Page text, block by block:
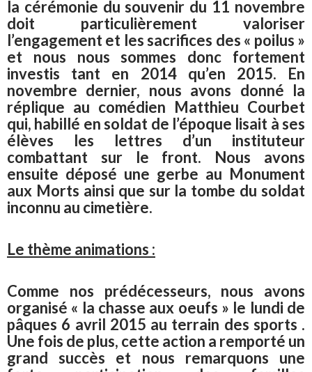
la cérémonie du souvenir du 11 novembre
doit particulièrement valoriser
l’engagement et les sacrifices des « poilus »
et nous nous sommes donc fortement
investis tant en 2014 qu’en 2015. En
novembre dernier, nous avons donné la
réplique au comédien Matthieu Courbet
qui, habillé en soldat de l’époque lisait à ses
élèves les lettres d’un instituteur
combattant sur le front. Nous avons
ensuite déposé une gerbe au Monument
aux Morts ainsi que sur la tombe du soldat
inconnu au cimetière.
Le thème animations :
Comme nos prédécesseurs, nous avons
organisé « la chasse aux oeufs » le lundi de
pâques 6 avril 2015 au terrain des sports .
Une fois de plus, cette action a remporté un
grand succès et nous remarquons une